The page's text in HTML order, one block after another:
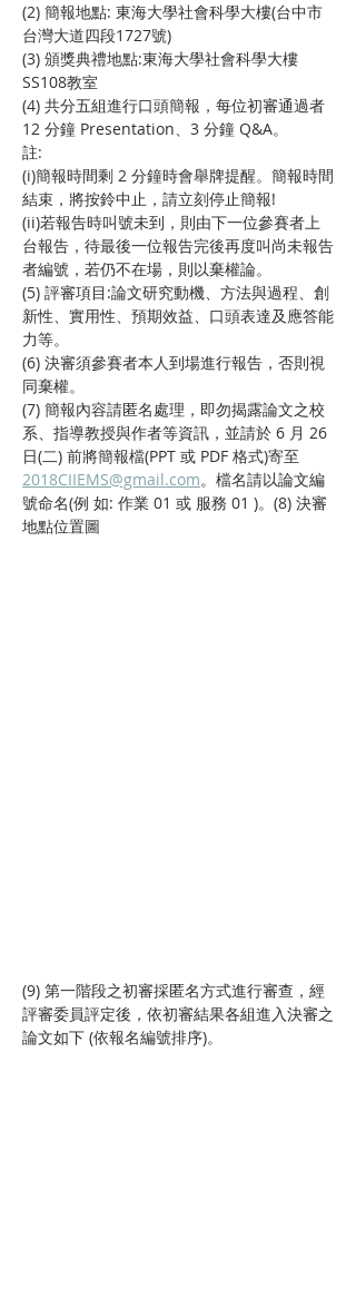
(2) 簡報地點: 東海大學社會科學大樓(台中市
台灣大道四段1727號)
(3) 頒獎典禮地點:東海大學社會科學大樓
SS108教室
(4) 共分五組進行口頭簡報，每位初審通過者
12 分鐘 Presentation、3 分鐘 Q&A。
註:
(i)簡報時間剩 2 分鐘時會舉牌提醒。簡報時間
結束，將按鈴中止，請立刻停止簡報!
(ii)若報告時叫號未到，則由下一位參賽者上
台報告，待最後一位報告完後再度叫尚未報告
者編號，若仍不在場，則以棄權論。
(5) 評審項目:論文研究動機、方法與過程、創
新性、實用性、預期效益、口頭表達及應答能
力等。
(6) 決審須參賽者本人到場進行報告，否則視
同棄權。
(7) 簡報內容請匿名處理，即勿揭露論文之校
系、指導教授與作者等資訊，並請於 6 月 26
日(二) 前將簡報檔(PPT 或 PDF 格式)寄至
2018CIIEMS@gmail.com。檔名請以論文編
號命名(例 如: 作業 01 或 服務 01 )。(8) 決審
地點位置圖
(9) 第一階段之初審採匿名方式進行審查，經
評審委員評定後，依初審結果各組進入決審之
論文如下 (依報名編號排序)。